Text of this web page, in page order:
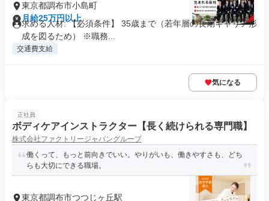
東京都調布市小島町
月給25万円以上
求める人材: 【必須条件】 35歳まで（若年層の長期キャリア形
成を図るため） ※職務...
交通費支給
気になる
正社員
ボディケアインストラクター【長く続けられる専門職】
株式会社ファクトリージャパングループ
働くって、もっと前向きでいい。やりがいも、働きやすさも、どち
らも大切にできる職場。
東京都調布市つつじヶ丘駅